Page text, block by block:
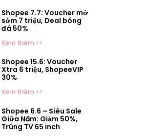
Shopee 7.7: Voucher mở
sớm 7 triệu, Deal bóng
đá 50%
Xem thêm >>
Shopee 15.6: Voucher
Xtra 6 triệu, ShopeeVIP
30%
Xem thêm >>
Shopee 6.6 – Siêu Sale
Giữa Năm: Giảm 50%,
Trúng TV 65 inch